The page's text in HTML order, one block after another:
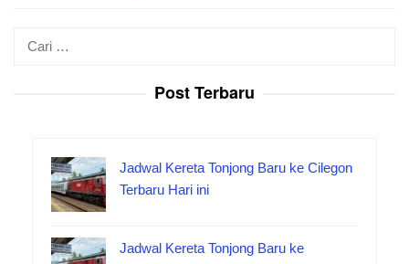
Post Terbaru
Jadwal Kereta Tonjong Baru ke Cilegon
Terbaru Hari ini
Jadwal Kereta Tonjong Baru ke